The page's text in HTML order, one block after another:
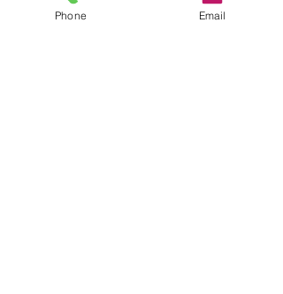
Informationen
Phone Email